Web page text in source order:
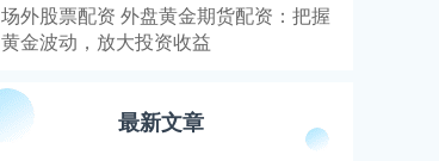
​场外股票配资 外盘黄金期货配资：把握
黄金波动，放大投资收益
最新文章